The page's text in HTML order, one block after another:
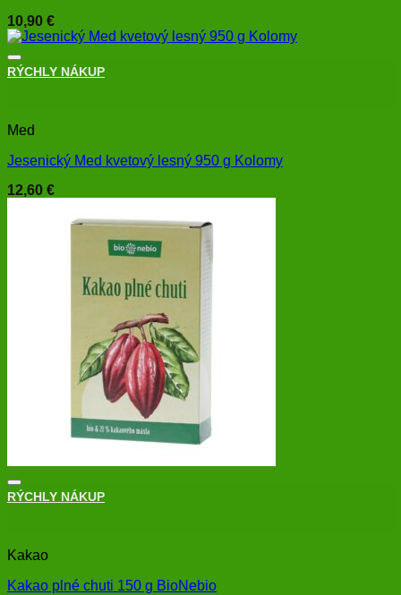
10,90 €
+
RÝCHLY NÁKUP
Med
Jesenický Med kvetový lesný 950 g Kolomy
12,60 €
+
RÝCHLY NÁKUP
Kakao
Kakao plné chuti 150 g BioNebio